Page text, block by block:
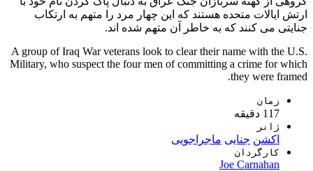
ارتش ایالات متحده هستند که این چهار مرد را متهم به ارتکاب
جنایتی می کنند که به خاطر آن متهم شده اند.
A group of Iraq War veterans look to clear their name with the U.S.
Military, who suspect the four men of committing a crime for which
they were framed.
زمان
117 دقیقه
ژانر
اکشن جنایی ماجراجویی
کارگردان
Joe Carnahan